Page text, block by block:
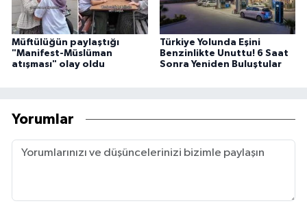
Müftülüğün paylaştığı
"Manifest-Müslüman
atışması" olay oldu
Türkiye Yolunda Eşini
Benzinlikte Unuttu! 6 Saat
Sonra Yeniden Buluştular
Yorumlar